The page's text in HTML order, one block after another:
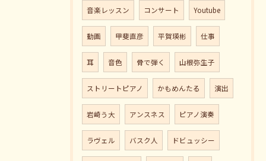
音楽レッスン コンサート Youtube
動画 甲斐直彦 平賀瑛彬 仕事
耳 音色 骨で弾く 山根弥生子
ストリートピアノ かもめんたる 演出
岩崎う大 アンスネス ピアノ演奏
ラヴェル バスク人 ドビュッシー